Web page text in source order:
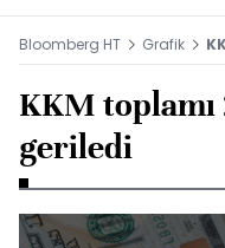
Bloomberg HT Grafik
KKM toplamı
geriledi